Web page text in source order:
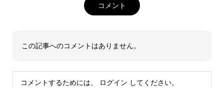
コメント
この記事へのコメントはありません。
コメントするためには、 ログイン してください。